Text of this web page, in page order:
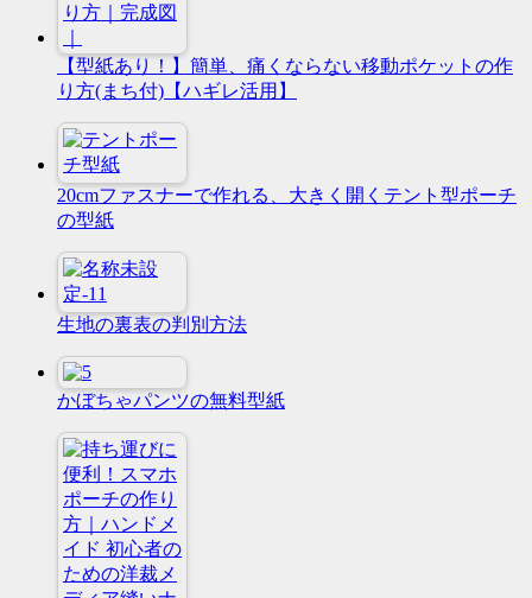
【型紙あり！】簡単、痛くならない移動ポケットの作
り方(まち付)【ハギレ活用】
20cmファスナーで作れる、大きく開くテント型ポーチ
の型紙
生地の裏表の判別方法
かぼちゃパンツの無料型紙